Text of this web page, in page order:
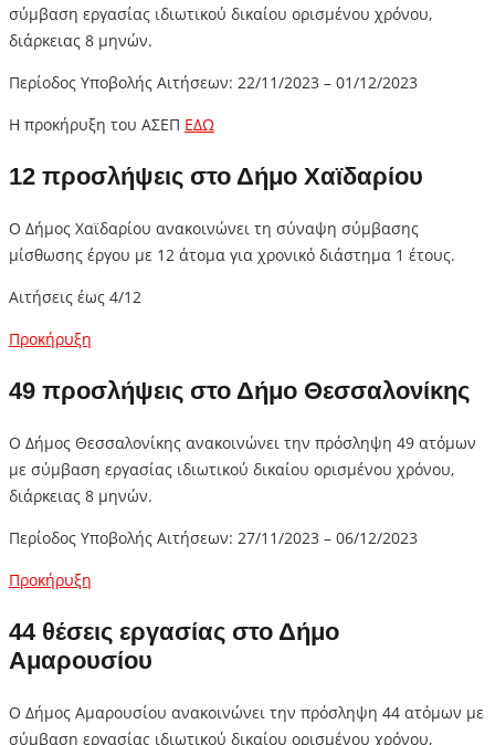
σύμβαση εργασίας ιδιωτικού δικαίου ορισμένου χρόνου,
διάρκειας 8 μηνών.
Περίοδος Υποβολής Αιτήσεων: 22/11/2023 – 01/12/2023
Η προκήρυξη του ΑΣΕΠ ΕΔΩ
12 προσλήψεις στο Δήμο Χαϊδαρίου
Ο Δήμος Χαϊδαρίου ανακοινώνει τη σύναψη σύμβασης
μίσθωσης έργου με 12 άτομα για χρονικό διάστημα 1 έτους.
Αιτήσεις έως 4/12
Προκήρυξη
49 προσλήψεις στο Δήμο Θεσσαλονίκης
Ο Δήμος Θεσσαλονίκης ανακοινώνει την πρόσληψη 49 ατόμων
με σύμβαση εργασίας ιδιωτικού δικαίου ορισμένου χρόνου,
διάρκειας 8 μηνών.
Περίοδος Υποβολής Αιτήσεων: 27/11/2023 – 06/12/2023
Προκήρυξη
44 θέσεις εργασίας στο Δήμο
Αμαρουσίου
Ο Δήμος Αμαρουσίου ανακοινώνει την πρόσληψη 44 ατόμων με
σύμβαση εργασίας ιδιωτικού δικαίου ορισμένου χρόνου,